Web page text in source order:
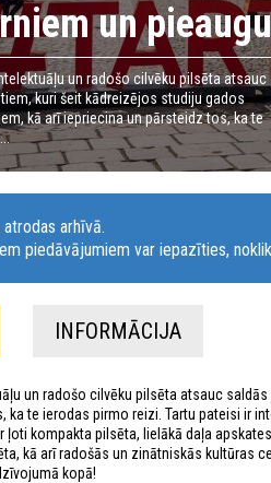
un
un radošo cilvēku pilsēta atsauc
kuri šeit kādreizējos studiju gados
kā arī iepriecina un pārsteidz tos, ka te
arhīvā.
piedāvājumiem var iepazīties,
INFORMĀCIJA
un radošo cilvēku pilsēta atsauc
ka te ierodas pirmo reizi. Tartu pateisi ir
ļoti kompakta pilsēta, lielākā daļa
kā arī radošās un zinātniskās kultūras
kopā!